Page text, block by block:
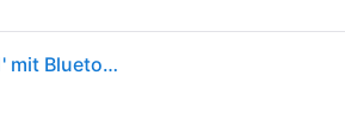
Makita Akku-Kapp- und Gehrungssäge 'LS003GZ01' mit Bluetooth, ohne Akku